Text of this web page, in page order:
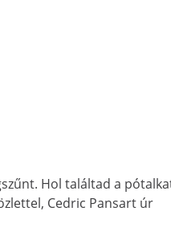
Hol találtad a
Cedric Pansart úr